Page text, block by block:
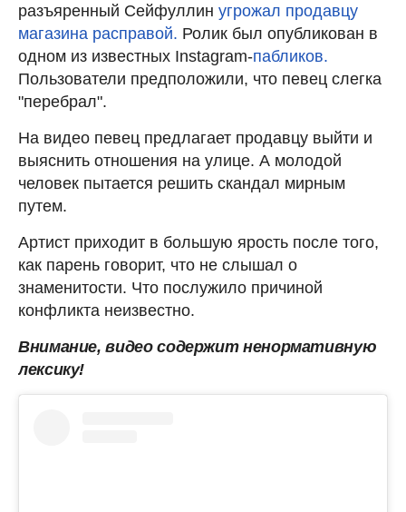
разъяренный Сейфуллин угрожал продавцу
магазина расправой. Ролик был опубликован в
одном из известных Instagram-пабликов.
Пользователи предположили, что певец слегка
"перебрал".
На видео певец предлагает продавцу выйти и
выяснить отношения на улице. А молодой
человек пытается решить скандал мирным
путем.
Артист приходит в большую ярость после того,
как парень говорит, что не слышал о
знаменитости. Что послужило причиной
конфликта неизвестно.
Внимание, видео содержит ненормативную
лексику!